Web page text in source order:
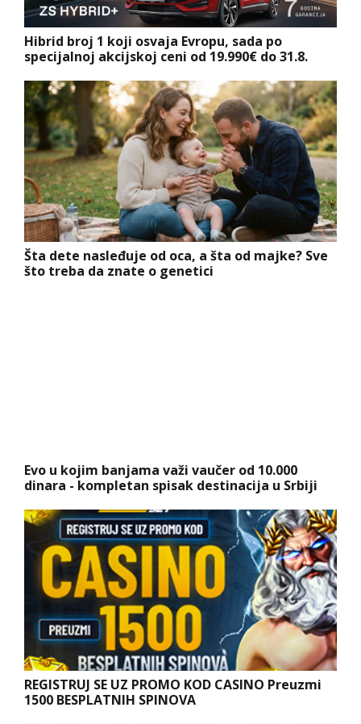
Hibrid broj 1 koji osvaja Evropu, sada po
specijalnoj akcijskoj ceni od 19.990€ do 31.8.
Šta dete nasleđuje od oca, a šta od majke? Sve
što treba da znate o genetici
Evo u kojim banjama važi vaučer od 10.000
dinara - kompletan spisak destinacija u Srbiji
REGISTRUJ SE UZ PROMO KOD CASINO Preuzmi
1500 BESPLATNIH SPINOVA